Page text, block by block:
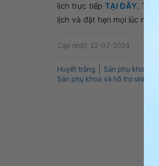
lịch trực tiếp TẠI ĐÂY. Tải
lịch và đặt hẹn mọi lúc mọi
Cập nhật: 22-07-2024
Huyết trắng Sản phụ khoa
Sản phụ khoa và hỗ trợ sinh sản